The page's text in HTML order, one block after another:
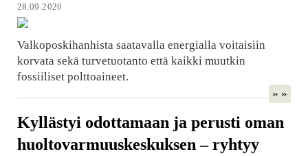
28.09.2020
Valkoposkihanhista saatavalla energialla voitaisiin
korvata sekä turvetuotanto että kaikki muutkin
fossiiliset polttoaineet.
» »
Kyllästyi odottamaan ja perusti oman
huoltovarmuuskeskuksen – ryhtyy